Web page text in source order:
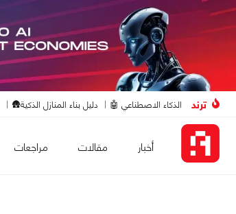
ترند الذكاء الاصطناعي 🤖 دليل بناء المنازل الذكية🛖
أخبار مقالات مراجعات